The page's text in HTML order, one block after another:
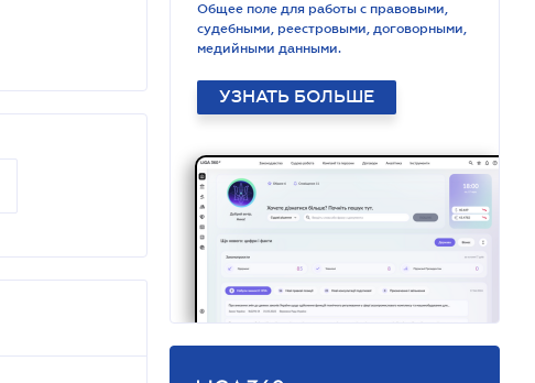
Общее поле для работы с правовыми,
судебными, реестровыми, договорными,
медийными данными.
УЗНАТЬ БОЛЬШЕ